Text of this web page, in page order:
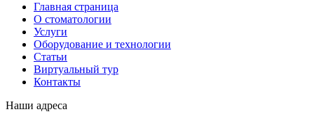
Главная страница
О стоматологии
Услуги
Оборудование и технологии
Статьи
Виртуальный тур
Контакты
Наши адреса